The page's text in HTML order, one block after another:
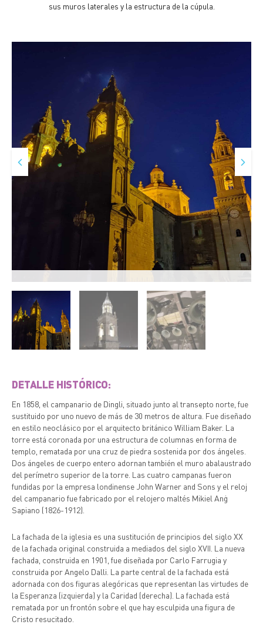
sus muros laterales y la estructura de la cúpula.
DETALLE HISTÓRICO:
En 1858, el campanario de Dingli, situado junto al transepto norte, fue
sustituido por uno nuevo de más de 30 metros de altura. Fue diseñado
en estilo neoclásico por el arquitecto británico William Baker. La
torre está coronada por una estructura de columnas en forma de
templo, rematada por una cruz de piedra sostenida por dos ángeles.
Dos ángeles de cuerpo entero adornan también el muro abalaustrado
del perímetro superior de la torre. Las cuatro campanas fueron
fundidas por la empresa londinense John Warner and Sons y el reloj
del campanario fue fabricado por el relojero maltés Mikiel Anġ
Sapiano (1826-1912).
La fachada de la iglesia es una sustitución de principios del siglo XX
de la fachada original construida a mediados del siglo XVII. La nueva
fachada, construida en 1901, fue diseñada por Carlo Farrugia y
construida por Angelo Dalli. La parte central de la fachada está
adornada con dos figuras alegóricas que representan las virtudes de
la Esperanza (izquierda) y la Caridad (derecha). La fachada está
rematada por un frontón sobre el que hay esculpida una figura de
Cristo resucitado.